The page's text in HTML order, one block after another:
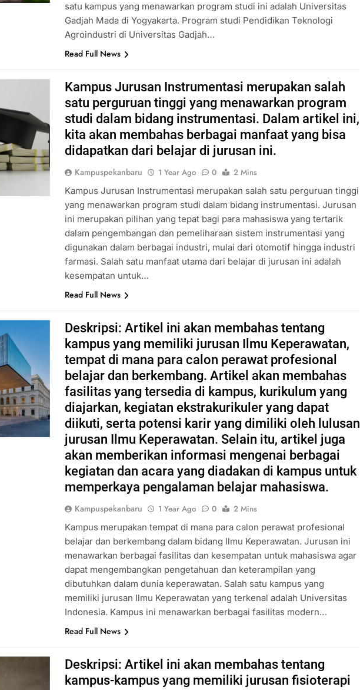
satu kampus yang menawarkan program studi ini adalah Universitas
Gadjah Mada di Yogyakarta. Program studi Pendidikan Teknologi
Agroindustri di Universitas Gadjah…
Read Full News
Kampus Jurusan Instrumentasi merupakan salah
satu perguruan tinggi yang menawarkan program
studi dalam bidang instrumentasi. Dalam artikel ini,
kita akan membahas berbagai manfaat yang bisa
didapatkan dari belajar di jurusan ini.
Kampuspekanbaru 1 Year Ago 0
2 Mins
Kampus Jurusan Instrumentasi merupakan salah satu perguruan tinggi
yang menawarkan program studi dalam bidang instrumentasi. Jurusan
ini merupakan pilihan yang tepat bagi para mahasiswa yang tertarik
dalam pengembangan dan pemeliharaan sistem instrumentasi yang
digunakan dalam berbagai industri, mulai dari otomotif hingga industri
farmasi. Salah satu manfaat utama dari belajar di jurusan ini adalah
kesempatan untuk…
Read Full News
Deskripsi: Artikel ini akan membahas tentang
kampus yang memiliki jurusan Ilmu Keperawatan,
tempat di mana para calon perawat profesional
belajar dan berkembang. Artikel akan membahas
fasilitas yang tersedia di kampus, kurikulum yang
diajarkan, kegiatan ekstrakurikuler yang dapat
diikuti, serta potensi karir yang dimiliki oleh lulusan
jurusan Ilmu Keperawatan. Selain itu, artikel juga
akan memberikan informasi mengenai berbagai
kegiatan dan acara yang diadakan di kampus untuk
memperkaya pengalaman belajar mahasiswa.
Kampuspekanbaru 1 Year Ago 0
2 Mins
Kampus merupakan tempat di mana para calon perawat profesional
belajar dan berkembang dalam bidang Ilmu Keperawatan. Jurusan ini
menawarkan berbagai fasilitas dan kesempatan untuk mahasiswa agar
dapat mengembangkan pengetahuan dan keterampilan yang
dibutuhkan dalam dunia keperawatan. Salah satu kampus yang
memiliki jurusan Ilmu Keperawatan yang terkenal adalah Universitas
Indonesia. Kampus ini menawarkan berbagai fasilitas modern…
Read Full News
Deskripsi: Artikel ini akan membahas tentang
kampus-kampus yang memiliki jurusan fisioterapi